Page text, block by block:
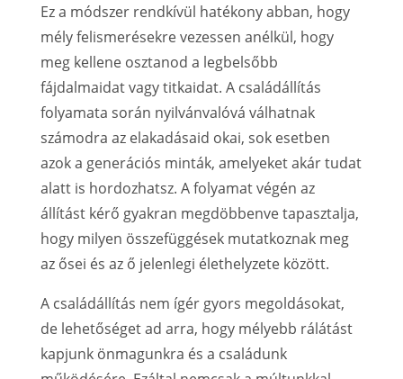
Ez a módszer rendkívül hatékony abban, hogy
mély felismerésekre vezessen anélkül, hogy
meg kellene osztanod a legbelsőbb
fájdalmaidat vagy titkaidat. A családállítás
folyamata során nyilvánvalóvá válhatnak
számodra az elakadásaid okai, sok esetben
azok a generációs minták, amelyeket akár tudat
alatt is hordozhatsz. A folyamat végén az
állítást kérő gyakran megdöbbenve tapasztalja,
hogy milyen összefüggések mutatkoznak meg
az ősei és az ő jelenlegi élethelyzete között.
A családállítás nem ígér gyors megoldásokat,
de lehetőséget ad arra, hogy mélyebb rálátást
kapjunk önmagunkra és a családunk